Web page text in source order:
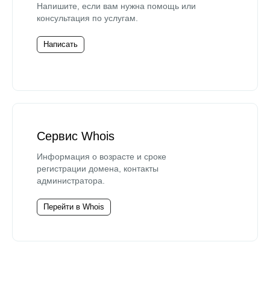
Напишите, если вам нужна помощь или
консультация по услугам.
Написать
Сервис Whois
Информация о возрасте и сроке
регистрации домена, контакты
администратора.
Перейти в Whois